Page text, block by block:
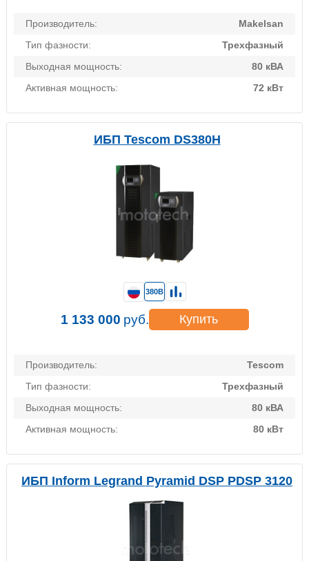
Производитель:
Makelsan
Тип фазности:
Трехфазный
Выходная мощность:
80 кВА
Активная мощность:
72 кВт
ИБП Tescom DS380H
Производитель:
Tescom
Тип фазности:
Трехфазный
Выходная мощность:
80 кВА
Активная мощность:
80 кВт
380В
1 133 000 руб. Купить
ИБП Inform Legrand Pyramid DSP PDSP 3120